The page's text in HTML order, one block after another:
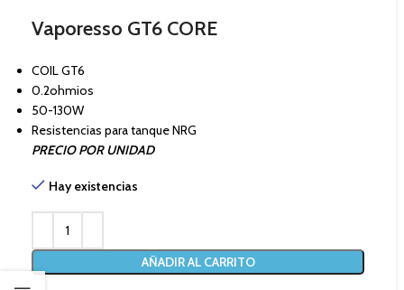
Vaporesso GT6 CORE
COIL GT6
0.2ohmios
50-130W
Resistencias para tanque NRG
PRECIO POR UNIDAD
Hay existencias
AÑADIR AL CARRITO